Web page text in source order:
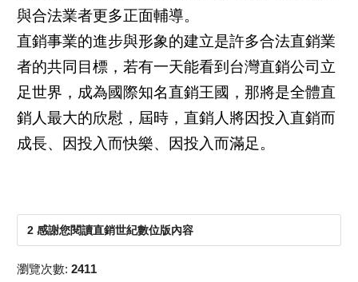
與合法業者更多正面輔導。
直銷事業的進步與形象的建立是許多合法直銷業
者的共同目標，若有一天能看到台灣直銷公司立
足世界，成為國際知名直銷王國，那將是全體直
銷人最大的欣慰，屆時，直銷人將因投入直銷而
成長、因投入而快樂、因投入而滿足。
2 感謝您閱讀直銷世紀數位版內容
瀏覽次數: 2411